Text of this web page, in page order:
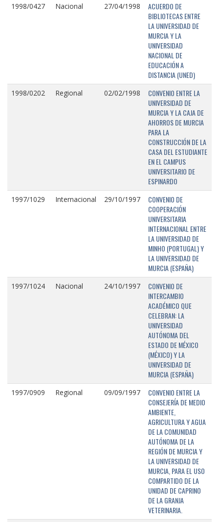
1998/0427 Nacional 27/04/1998
ACUERDO DE
BIBLIOTECAS ENTRE
LA UNIVERSIDAD DE
MURCIA Y LA
UNIVERSIDAD
NACIONAL DE
EDUCACIÓN A
DISTANCIA (UNED)
1998/0202 Regional 02/02/1998
CONVENIO ENTRE LA
UNIVERSIDAD DE
MURCIA Y LA CAJA DE
AHORROS DE MURCIA
PARA LA
CONSTRUCCIÓN DE LA
CASA DEL ESTUDIANTE
EN EL CAMPUS
UNIVERSITARIO DE
ESPINARDO
1997/1029 Internacional 29/10/1997
CONVENIO DE
COOPERACIÓN
UNIVERSITARIA
INTERNACIONAL ENTRE
LA UNIVERSIDAD DE
MINHO (PORTUGAL) Y
LA UNIVERSIDAD DE
MURCIA (ESPAÑA)
1997/1024 Nacional 24/10/1997
CONVENIO DE
INTERCAMBIO
ACADÉMICO QUE
CELEBRAN: LA
UNIVERSIDAD
AUTÓNOMA DEL
ESTADO DE MÉXICO
(MÉXICO) Y LA
UNIVERSIDAD DE
MURCIA (ESPAÑA)
1997/0909 Regional 09/09/1997
CONVENIO ENTRE LA
CONSEJERÍA DE MEDIO
AMBIENTE,
AGRICULTURA Y AGUA
DE LA COMUNIDAD
AUTÓNOMA DE LA
REGIÓN DE MURCIA Y
LA UNIVERSIDAD DE
MURCIA, PARA EL USO
COMPARTIDO DE LA
UNIDAD DE CAPRINO
DE LA GRANJA
VETERINARIA.